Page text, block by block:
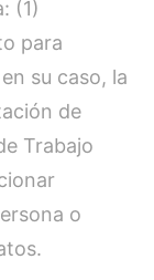
(1)
para
su caso, la
de
Trabajo
o